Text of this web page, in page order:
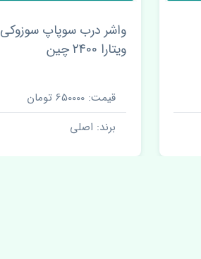
واشر درب سوپاپ سوزوکی
ویتارا 2400 چین
قیمت: 650000 تومان
برند: اصلی